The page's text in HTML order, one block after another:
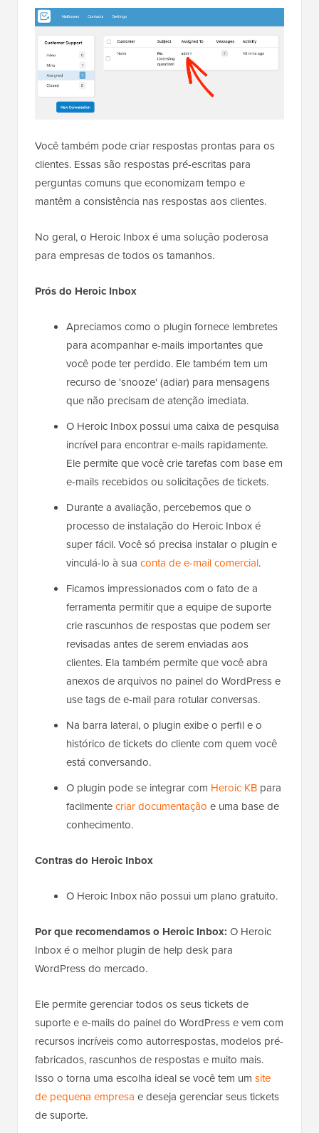
Você também pode criar respostas prontas para os
clientes. Essas são respostas pré-escritas para
perguntas comuns que economizam tempo e
mantêm a consistência nas respostas aos clientes.
No geral, o Heroic Inbox é uma solução poderosa
para empresas de todos os tamanhos.
Prós do Heroic Inbox
Apreciamos como o plugin fornece lembretes
para acompanhar e-mails importantes que
você pode ter perdido. Ele também tem um
recurso de 'snooze' (adiar) para mensagens
que não precisam de atenção imediata.
O Heroic Inbox possui uma caixa de pesquisa
incrível para encontrar e-mails rapidamente.
Ele permite que você crie tarefas com base em
e-mails recebidos ou solicitações de tickets.
Durante a avaliação, percebemos que o
processo de instalação do Heroic Inbox é
super fácil. Você só precisa instalar o plugin e
vinculá-lo à sua conta de e-mail comercial.
Ficamos impressionados com o fato de a
ferramenta permitir que a equipe de suporte
crie rascunhos de respostas que podem ser
revisadas antes de serem enviadas aos
clientes. Ela também permite que você abra
anexos de arquivos no painel do WordPress e
use tags de e-mail para rotular conversas.
Na barra lateral, o plugin exibe o perfil e o
histórico de tickets do cliente com quem você
está conversando.
O plugin pode se integrar com Heroic KB para
facilmentecriar documentação e uma base de
conhecimento.
Contras do Heroic Inbox
O Heroic Inbox não possui um plano gratuito.
Por que recomendamos o Heroic Inbox: O Heroic
Inbox é o melhor plugin de help desk para
WordPress do mercado.
Ele permite gerenciar todos os seus tickets de
suporte e e-mails do painel do WordPress e vem com
recursos incríveis como autorrespostas, modelos pré-
fabricados, rascunhos de respostas e muito mais.
Isso o torna uma escolha ideal se você tem um site
de pequena empresa e deseja gerenciar seus tickets
de suporte.